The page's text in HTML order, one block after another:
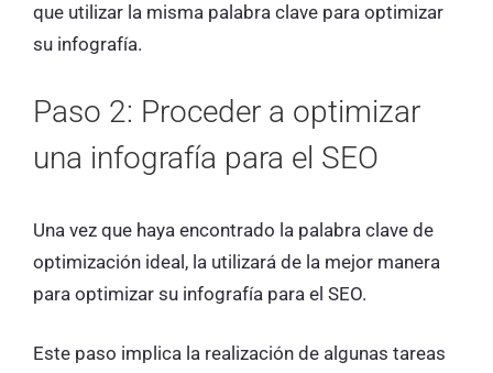
que utilizar la misma palabra clave para optimizar
su infografía.
Paso 2: Proceder a optimizar
una infografía para el SEO
Una vez que haya encontrado la palabra clave de
optimización ideal, la utilizará de la mejor manera
para optimizar su infografía para el SEO.
Este paso implica la realización de algunas tareas